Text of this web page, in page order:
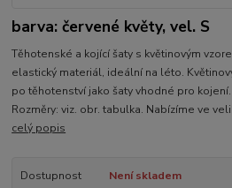
barva: červené květy, vel. S
Těhotenské a kojící šaty s květinovým
elastický materiál, ideální na léto.
po těhotenství jako šaty vhodné pro
Rozměry: viz. obr. tabulka. Nabízíme ve
celý popis
Dostupnost Není skladem